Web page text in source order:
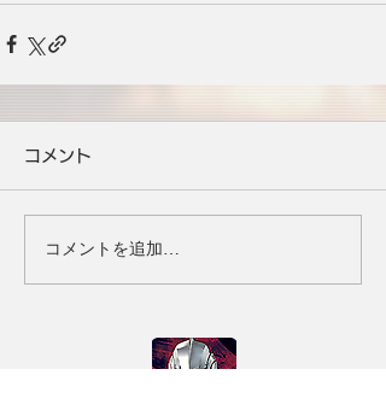
コメント
コメントを追加…